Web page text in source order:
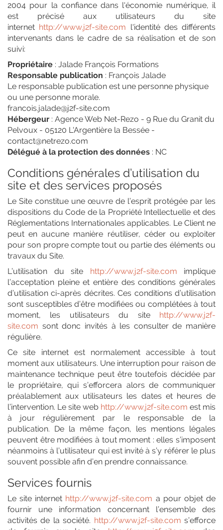
2004 pour la confiance dans l'économie numérique, il
est précisé aux utilisateurs du site
internet http://www.j2f-site.com l'identité des différents
intervenants dans le cadre de sa réalisation et de son
suivi:
Propriétaire : Jalade François Formations
Responsable publication : François Jalade
Le responsable publication est une personne physique
ou une personne morale.
francois.jalade@j2f-site.com
Hébergeur : Agence Web Net-Rezo - 9 Rue du Granit du
Pelvoux - 05120 L'Argentière la Bessée -
contact@netrezo.com
Délégué à la protection des données : NC
Conditions générales d’utilisation du
site et des services proposés
Le Site constitue une œuvre de l’esprit protégée par les
dispositions du Code de la Propriété Intellectuelle et des
Réglementations Internationales applicables. Le Client ne
peut en aucune manière réutiliser, céder ou exploiter
pour son propre compte tout ou partie des éléments ou
travaux du Site.
L’utilisation du site http://www.j2f-site.com implique
l’acceptation pleine et entière des conditions générales
d’utilisation ci-après décrites. Ces conditions d’utilisation
sont susceptibles d’être modifiées ou complétées à tout
moment, les utilisateurs du site http://www.j2f-
site.com sont donc invités à les consulter de manière
régulière.
Ce site internet est normalement accessible à tout
moment aux utilisateurs. Une interruption pour raison de
maintenance technique peut être toutefois décidée par
le propriétaire, qui s’efforcera alors de communiquer
préalablement aux utilisateurs les dates et heures de
l’intervention. Le site web http://www.j2f-site.com est mis
à jour régulièrement par le responsable de la
publication. De la même façon, les mentions légales
peuvent être modifiées à tout moment : elles s’imposent
néanmoins à l’utilisateur qui est invité à s’y référer le plus
souvent possible afin d’en prendre connaissance.
Services fournis
Le site internet http://www.j2f-site.com a pour objet de
fournir une information concernant l’ensemble des
activités de la société. http://www.j2f-site.com s’efforce